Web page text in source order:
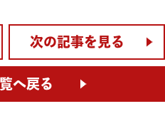
へ戻る
次の記事を見る